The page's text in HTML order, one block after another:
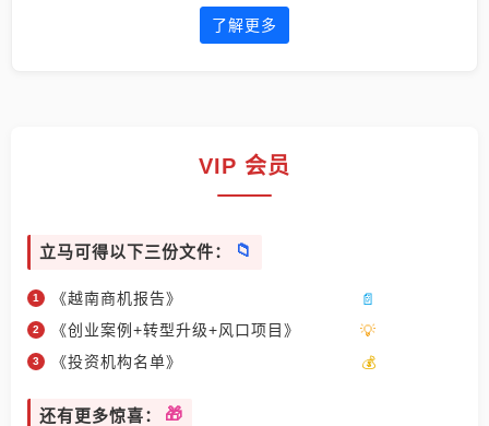
了解更多
VIP 会员
立马可得以下三份文件：
《越南商机报告》
《创业案例+转型升级+风口项目》
《投资机构名单》
还有更多惊喜：